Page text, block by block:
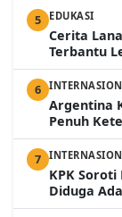
5 EDUKASI
Cerita
Terbantu
6
Argentina
Penuh
7
KPK Soroti
Diduga